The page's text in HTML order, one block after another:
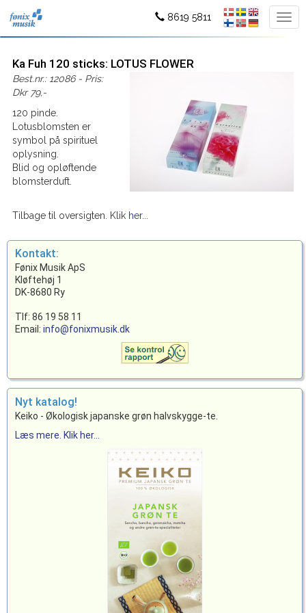
8619 5811
Ka Fuh 120 sticks: LOTUS FLOWER
Best.nr.: 12086 - Pris:
Dkr 79,-
120 pinde.
Lotusblomsten er
symbol på spirituel
oplysning.
Blid og opløftende
blomsterduft.
Tilbage til oversigten. Klik her...
Kontakt:
Fønix Musik ApS
Kløftehøj 1
DK-8680 Ry
Tlf: 86 19 58 11
Email: info@fonixmusik.dk
Nyt katalog!
Keiko - Økologisk japanske grøn halvskygge-te.
Læs mere. Klik her...